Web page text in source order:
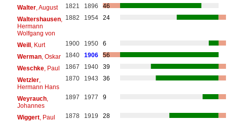
Walter, August 1821 1896
46
Waltershausen,
Hermann
Wolfgang von
1882 1954 24
Weill, Kurt 1900 1950
6
Werman, Oskar 1840 1906
56
Weschke, Paul 1867 1940
39
Wetzler,
Hermann Hans
1870 1943 36
Weyrauch,
Johannes
1897 1977 9
Wiggert, Paul 1878 1919
28